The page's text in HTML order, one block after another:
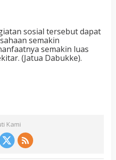
sosial tersebut dapat
semakin
semakin luas
(Jatua Dabukke).
Kami